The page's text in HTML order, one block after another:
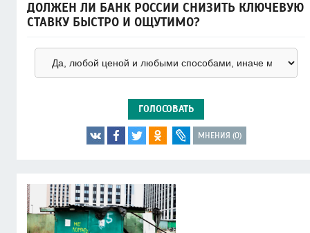
ДОЛЖЕН ЛИ БАНК РОССИИ СНИЗИТЬ КЛЮЧЕВУЮ
СТАВКУ БЫСТРО И ОЩУТИМО?
ГОЛОСОВАТЬ
МНЕНИЯ (0)